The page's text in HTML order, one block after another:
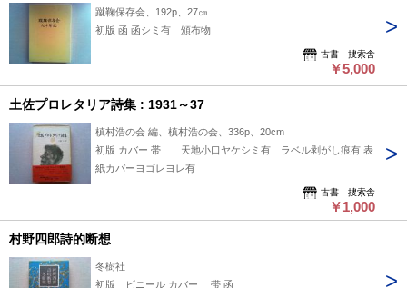
蹴鞠保存会、192p、27㎝
初版 函 函シミ有 頒布物
古書 捜索舎
￥5,000
土佐プロレタリア詩集 : 1931～37
槙村浩の会 編、槙村浩の会、336p、20cm
初版 カバー 帯 天地小口ヤケシミ有 ラベル剥がし痕有 表
紙カバーヨゴレヨレ有
古書 捜索舎
￥1,000
村野四郎詩的断想
冬樹社
初版 ビニール カバー 帯 函